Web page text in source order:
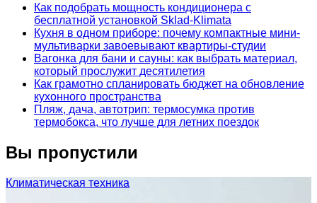
Как подобрать мощность кондиционера с
бесплатной установкой Sklad-Klimata
Кухня в одном приборе: почему компактные мини-
мультиварки завоевывают квартиры-студии
Вагонка для бани и сауны: как выбрать материал,
который прослужит десятилетия
Как грамотно спланировать бюджет на обновление
кухонного пространства
Пляж, дача, автотрип: термосумка против
термобокса, что лучше для летних поездок
Вы пропустили
Климатическая техника